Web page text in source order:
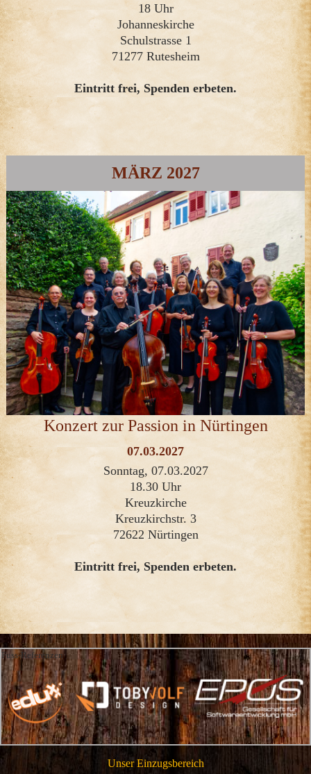
18 Uhr
Johanneskirche
Schulstrasse 1
71277 Rutesheim
Eintritt frei, Spenden erbeten.
MÄRZ 2027
Konzert zur Passion in Nürtingen
07.03.2027
Sonntag, 07.03.2027
18.30 Uhr
Kreuzkirche
Kreuzkirchstr. 3
72622 Nürtingen
Eintritt frei, Spenden erbeten.
Fuss-Referenzen
Unser Einzugsbereich